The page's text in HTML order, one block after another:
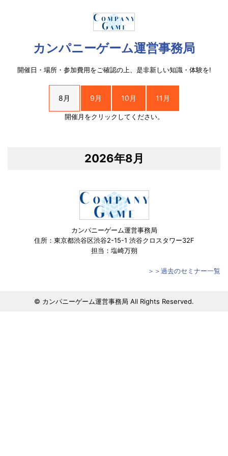
カンパニーゲーム運営事務局
開催日・場所・参加費用をご確認の上、是非新しい知識・体験を!
8月 9月 10月 11月
開催月をクリックしてください。
2026年8月
カンパニーゲーム運営事務局
住所：東京都渋谷区渋谷2-15-1 渋谷クロスタワー32F
担当：塩崎万朔
＞＞過去のセミナー一覧
© カンパニーゲーム運営事務局 All Rights Reserved.